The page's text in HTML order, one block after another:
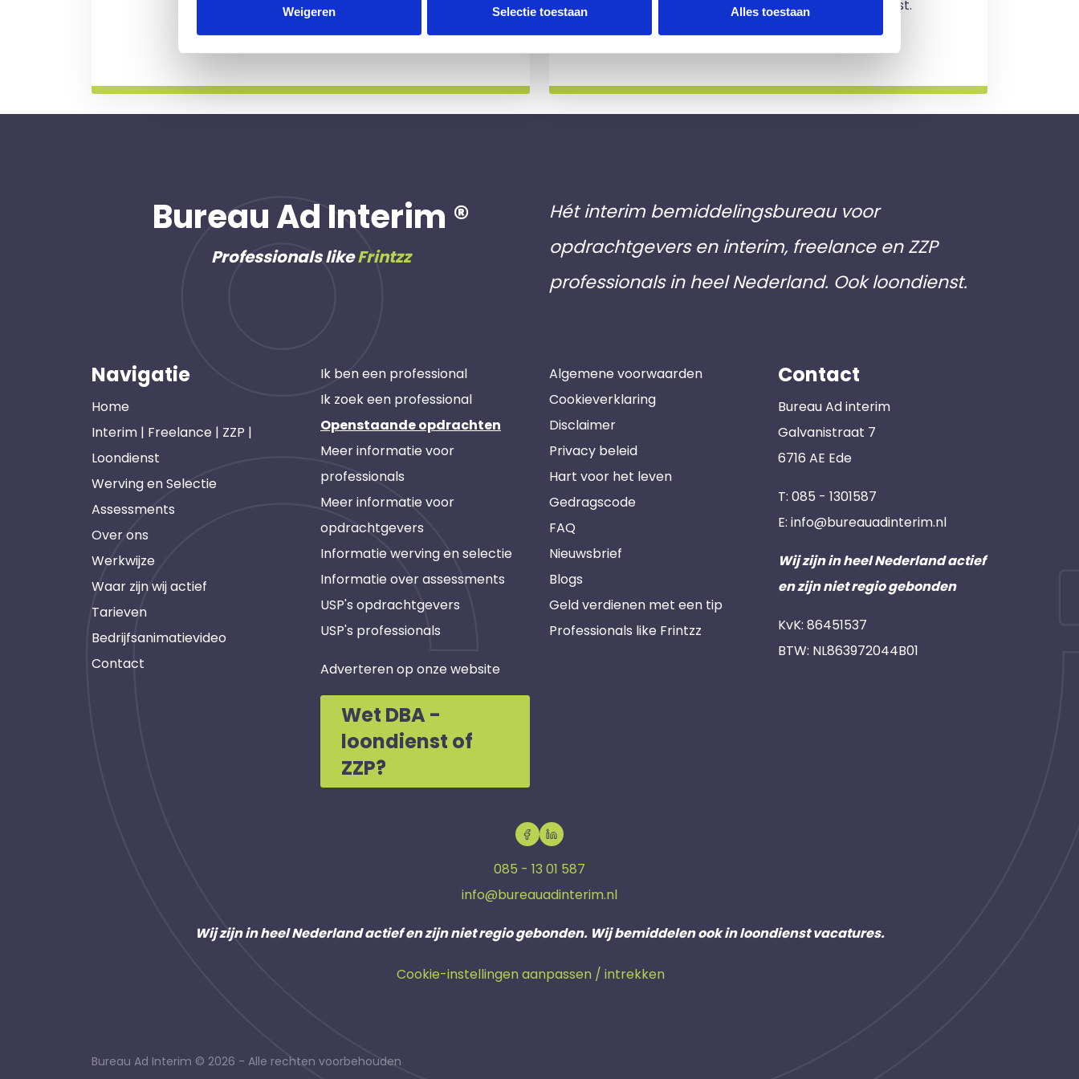
Weigeren Selectie toestaan Alles toestaan
professional voor u aan de slag gaat.
aan inschrijving en je zit nergens aan vast.
Bureau Ad Interim ®
Professionals likeFrintzz
Hét interim bemiddelingsbureau voor
opdrachtgevers en interim, freelance en ZZP
professionals in heel Nederland. Ook loondienst.
Navigatie
Home
Interim | Freelance | ZZP |
Loondienst
Werving en Selectie
Assessments
Over ons
Werkwijze
Waar zijn wij actief
Tarieven
Bedrijfsanimatievideo
Contact
Ik ben een professional
Ik zoek een professional
Openstaande opdrachten
Meer informatie voor
professionals
Meer informatie voor
opdrachtgevers
Informatie werving en selectie
Informatie over assessments
USP's opdrachtgevers
USP's professionals
Adverteren op onze website
Wet DBA -
loondienst of
ZZP?
Algemene voorwaarden
Cookieverklaring
Disclaimer
Privacy beleid
Hart voor het leven
Gedragscode
FAQ
Nieuwsbrief
Blogs
Geld verdienen met een tip
Professionals like Frintzz
Contact
Bureau Ad interim
Galvanistraat 7
6716 AE Ede
T: 085 - 1301587
E: info@bureauadinterim.nl
Wij zijn in heel Nederland actief
en zijn niet regio gebonden
KvK: 86451537
BTW: NL863972044B01
085 - 13 01 587
info@bureauadinterim.nl
Wij zijn in heel Nederland actief en zijn niet regio gebonden. Wij bemiddelen ook in loondienst vacatures.
Cookie-instellingen aanpassen / intrekken
Bureau Ad Interim © 2026 - Alle rechten voorbehouden